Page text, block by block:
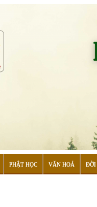
PHẬT HỌC VĂN HOÁ ĐỜI